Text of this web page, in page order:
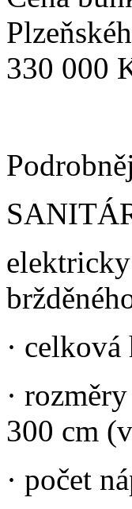
330 000
·
·
300 cm
· počet